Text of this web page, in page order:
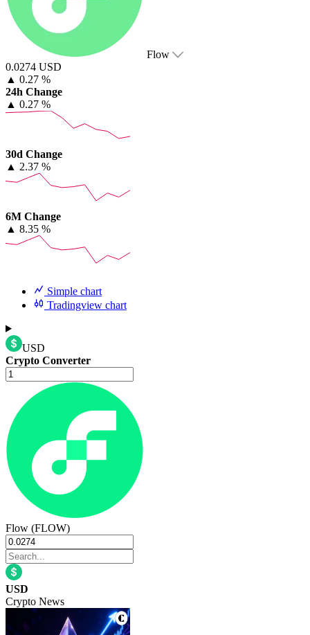
Flow
0.0274 USD
▲ 0.27 %
24h Change
▲ 0.27 %
30d Change
▲ 2.37 %
6M Change
▲ 8.35 %
Simple chart
Tradingview chart
USD
Crypto Converter
Flow (FLOW)
USD
Crypto News